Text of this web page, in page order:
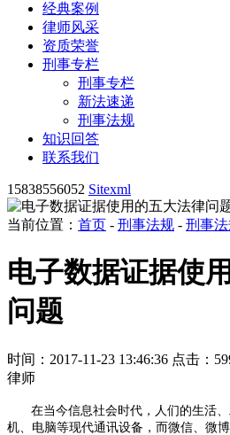
经典案例
律师风采
资质荣誉
刑事专栏
刑事专栏
新法速递
刑事法规
知识回答
联系我们
15838556052 Sitexml
当前位置： 首页 - 刑事法规 - 刑事
电子数据证据使
问题
时间：2017-11-23 13:46:36 点击：
律师
在当今信息社会时代，人们的生活
机、电脑等现代通讯设备，而微信、微